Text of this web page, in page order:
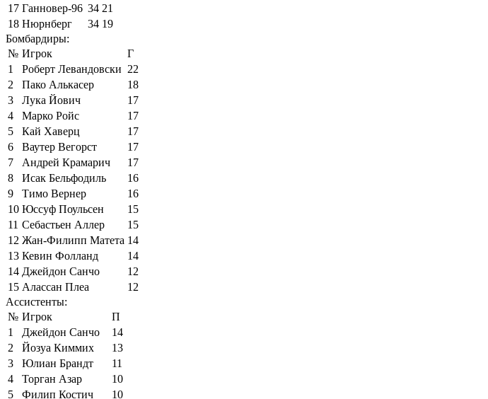
17 Ганновер-96 34 21
18 Нюрнберг 34 19
Бомбардиры:
№ Игрок
Г
1
Роберт Левандовски 22
2
Пако Алькасер
18
3
Лука Йович
17
4
Марко Ройс
17
5
Кай Хаверц
17
6
Ваутер Вегорст
17
7
Андрей Крамарич
17
8
Исак Бельфодиль
16
9
Тимо Вернер
16
10 Юссуф Поульсен
15
11 Себастьен Аллер
15
12 Жан-Филипп Матета 14
13 Кевин Фолланд
14
14 Джейдон Санчо
12
15 Алассан Плеа
12
Ассистенты:
№ Игрок
П
1
Джейдон Санчо
14
2
Йозуа Киммих
13
3
Юлиан Брандт
11
4
Торган Азар
10
5
Филип Костич
10